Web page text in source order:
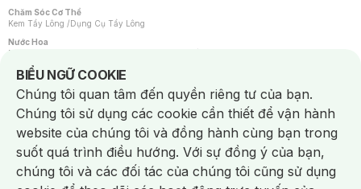
Chăm Sóc Cơ Thể
Kem Tẩy Lông /Dụng Cụ Tẩy Lông
Nước Hoa
Nước Hoa Nữ
Chăm Sóc Cá Nhân
Chống Muỗi /Khẩu Trang /Máy Massage/Mặt Nạ Xông Hơi /Nước Rửa Tay/
Sản Phẩm Chăm Sóc Khác /Bàn Chải Đánh Răng /Bàn Chải Điện/
Hỗ Trợ Trắng Răng/Kem Đánh Răng /Máy Tăm Nước/ Nước Súc Miệng/
Tăm / Chỉ Nha Khoa/ Xịt Thơm Miệng / Dung Dịch Vệ Sinh/Dưỡng Vùng Kín/
Khăn Ướt Vệ Sinh Vùng Kín/Băng Vệ Sinh/Tampon/Bọt Cạo Râu /Dao Cạo Râu/
Máy Cạo Râu
Vấn Đề Về Da
Da Dầu / Lỗ Chân Lông To/ Da Khô / Mất Nước/ Da Lão Hóa/ Da Mụn/
Da Nhạy Cảm / Kích Ứng
Da Xỉn Màu Thâm / Nám / Tàn Nhang
BIỂU NGỮ COOKIE
Notice about cookies usage
Chúng tôi quan tâm đến quyền riêng tư của bạn.
Chúng tôi sử dụng các cookie cần thiết để vận hành
website của chúng tôi và đồng hành cùng bạn trong
suốt quá trình điều hướng. Với sự đồng ý của bạn,
chúng tôi và các đối tác của chúng tôi cũng sử dụng